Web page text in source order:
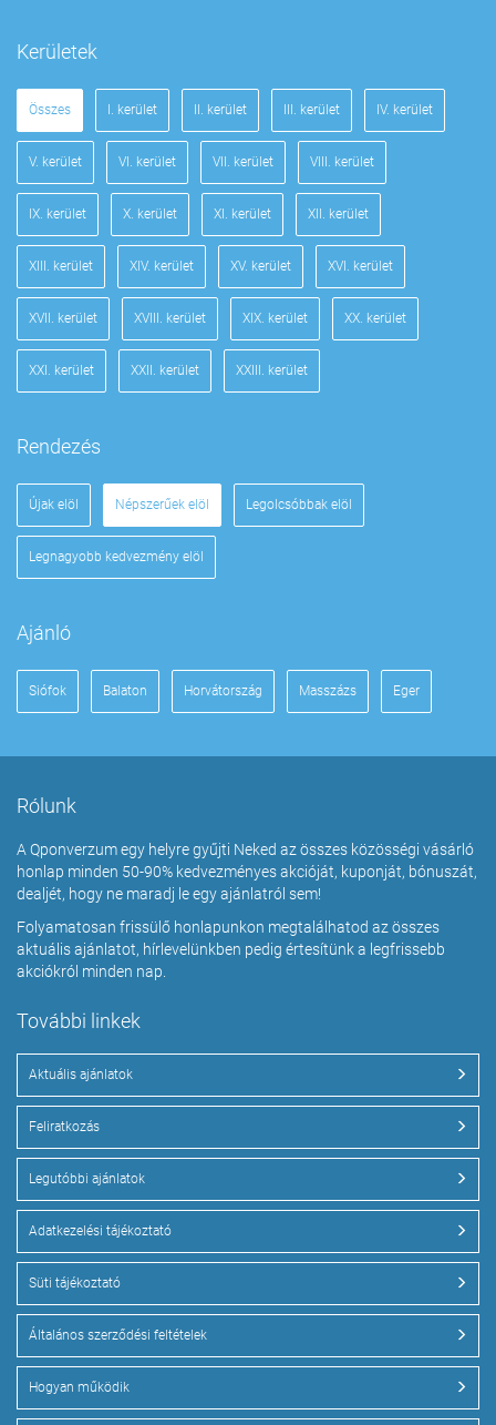
Kerületek
Összes I. kerület II. kerület III. kerület IV. kerület
V. kerület VI. kerület VII. kerület VIII. kerület
IX. kerület X. kerület XI. kerület XII. kerület
XIII. kerület XIV. kerület XV. kerület XVI. kerület
XVII. kerület XVIII. kerület XIX. kerület XX. kerület
XXI. kerület XXII. kerület XXIII. kerület
Rendezés
Újak elöl Népszerűek elöl Legolcsóbbak elöl
Legnagyobb kedvezmény elöl
Ajánló
Siófok Balaton Horvátország Masszázs Eger
Rólunk
A Qponverzum egy helyre gyűjti Neked az összes közösségi vásárló
honlap minden 50-90% kedvezményes akcióját, kuponját, bónuszát,
dealjét, hogy ne maradj le egy ajánlatról sem!
Folyamatosan frissülő honlapunkon megtalálhatod az összes
aktuális ajánlatot, hírlevelünkben pedig értesítünk a legfrissebb
akciókról minden nap.
További linkek
Aktuális ajánlatok
Feliratkozás
Legutóbbi ajánlatok
Adatkezelési tájékoztató
Süti tájékoztató
Általános szerződési feltételek
Hogyan működik